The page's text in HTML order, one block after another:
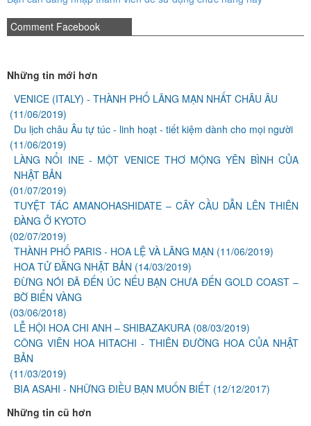
Comment Facebook
Những tin mới hơn
VENICE (ITALY) - THÀNH PHỐ LÃNG MẠN NHẤT CHÂU ÂU
(11/06/2019)
Du lịch châu Âu tự túc - linh hoạt - tiết kiệm dành cho mọi người
(11/06/2019)
LÀNG NỔI INE - MỘT VENICE THƠ MỘNG YÊN BÌNH CỦA
NHẬT BẢN
(01/07/2019)
TUYỆT TÁC AMANOHASHIDATE – CÂY CẦU DẪN LÊN THIÊN
ĐÀNG Ở KYOTO
(02/07/2019)
THÀNH PHỐ PARIS - HOA LỆ VÀ LÃNG MẠN (11/06/2019)
HOA TỬ ĐẰNG NHẬT BẢN (14/03/2019)
ĐỪNG NÓI ĐÃ ĐẾN ÚC NẾU BẠN CHƯA ĐẾN GOLD COAST –
BỜ BIỂN VÀNG
(03/06/2018)
LỄ HỘI HOA CHI ANH – SHIBAZAKURA (08/03/2019)
CÔNG VIÊN HOA HITACHI - THIÊN ĐƯỜNG HOA CỦA NHẬT
BẢN
(11/03/2019)
BIA ASAHI - NHỮNG ĐIỀU BẠN MUỐN BIẾT (12/12/2017)
Những tin cũ hơn